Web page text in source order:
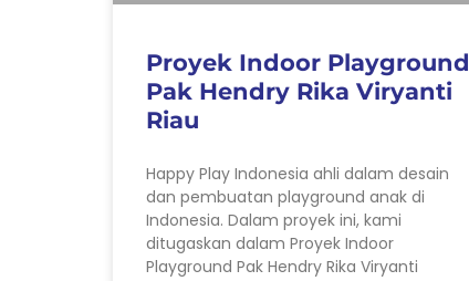
Proyek Indoor Playground
Pak Hendry Rika Viryanti
Riau
Happy Play Indonesia ahli dalam desain
dan pembuatan playground anak di
Indonesia. Dalam proyek ini, kami
ditugaskan dalam Proyek Indoor
Playground Pak Hendry Rika Viryanti